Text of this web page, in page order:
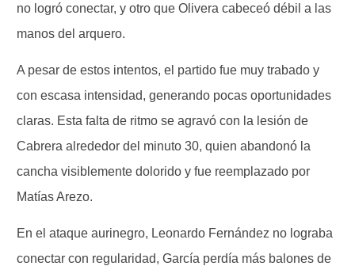
no logró conectar, y otro que Olivera cabeceó débil a las
manos del arquero.
A pesar de estos intentos, el partido fue muy trabado y
con escasa intensidad, generando pocas oportunidades
claras. Esta falta de ritmo se agravó con la lesión de
Cabrera alrededor del minuto 30, quien abandonó la
cancha visiblemente dolorido y fue reemplazado por
Matías Arezo.
En el ataque aurinegro, Leonardo Fernández no lograba
conectar con regularidad, García perdía más balones de